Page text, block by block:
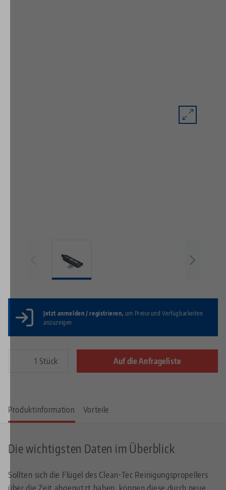
Jetzt anmelden / registrieren,um Preise und Verfügbarkeiten
anzuzeigen.
Stück Auf die Anfrageliste
Produktinformation Vorteile
Die wichtigsten Daten im Überblick
Sollten sich die Flügel des Clean•Tec Reinigungspropellers
über die Zeit abgenutzt haben, können diese durch neue